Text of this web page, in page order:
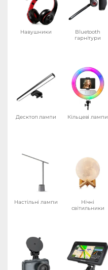
Навушники
Bluetooth
гарнітури
Десктоп лампи Кільцеві лампи
Настільні лампи
Нічні
світильники